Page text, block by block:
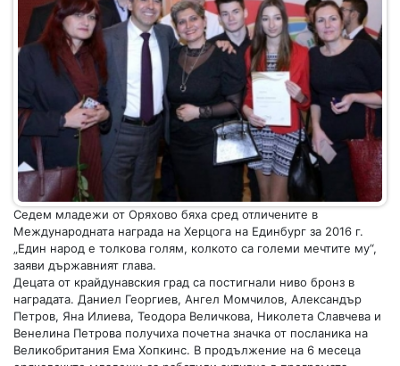
Седем младежи от Оряхово бяха сред отличените в
Международната награда на Херцога на Единбург за 2016 г.
„Един народ е толкова голям, колкото са големи мечтите му“,
заяви държавният глава.
Децата от крайдунавския град са постигнали ниво бронз в
наградата. Даниел Георгиев, Ангел Момчилов, Александър
Петров, Яна Илиева, Теодора Величкова, Николета Славчева и
Венелина Петрова получиха почетна значка от посланика на
Великобритания Ема Хопкинс. В продължение на 6 месеца